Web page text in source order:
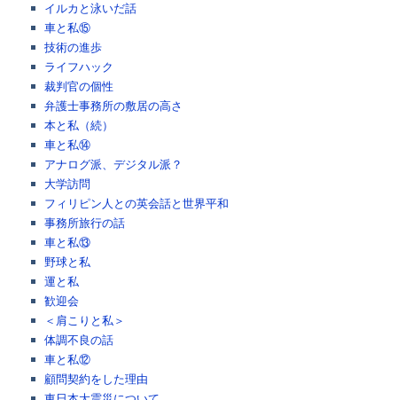
イルカと泳いだ話
車と私⑮
技術の進歩
ライフハック
裁判官の個性
弁護士事務所の敷居の高さ
本と私（続）
車と私⑭
アナログ派、デジタル派？
大学訪問
フィリピン人との英会話と世界平和
事務所旅行の話
車と私⑬
野球と私
運と私
歓迎会
＜肩こりと私＞
体調不良の話
車と私⑫
顧問契約をした理由